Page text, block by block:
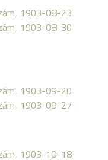
1903-08-23
1903-08-30
1903-09-20
1903-09-27
1903-10-18